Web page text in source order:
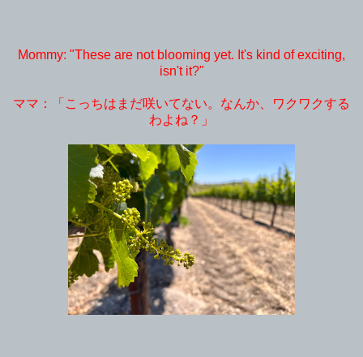
Mommy: "These are not blooming yet. It's kind of exciting,
isn't it?"
ママ：「こっちはまだ咲いてない。なんか、ワクワクする
わよね？」